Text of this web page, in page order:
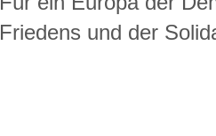
Friedens und der